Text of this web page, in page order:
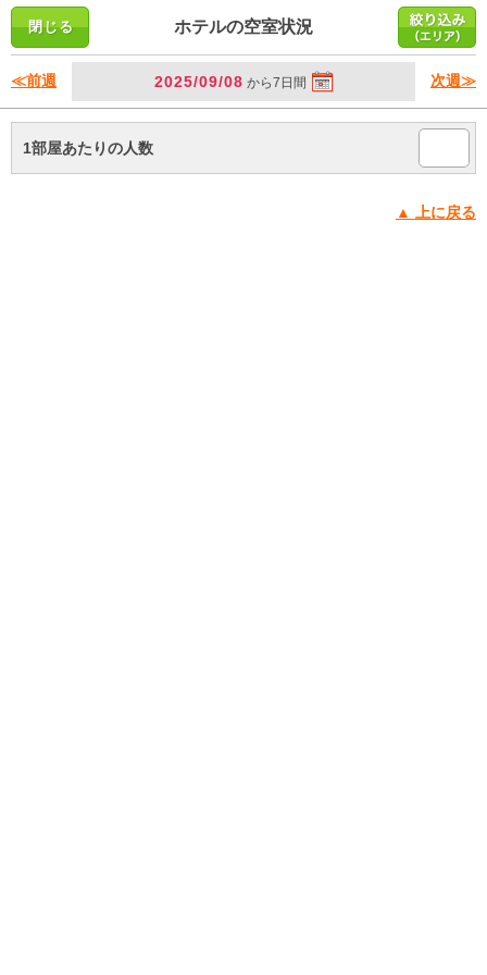
ホテルの空室状況
≪前週 2025/09/08 から7日間 次週≫
1部屋あたりの人数
▲ 上に戻る